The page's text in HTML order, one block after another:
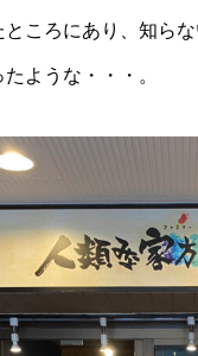
ころにあり、知ら
ような・・・。